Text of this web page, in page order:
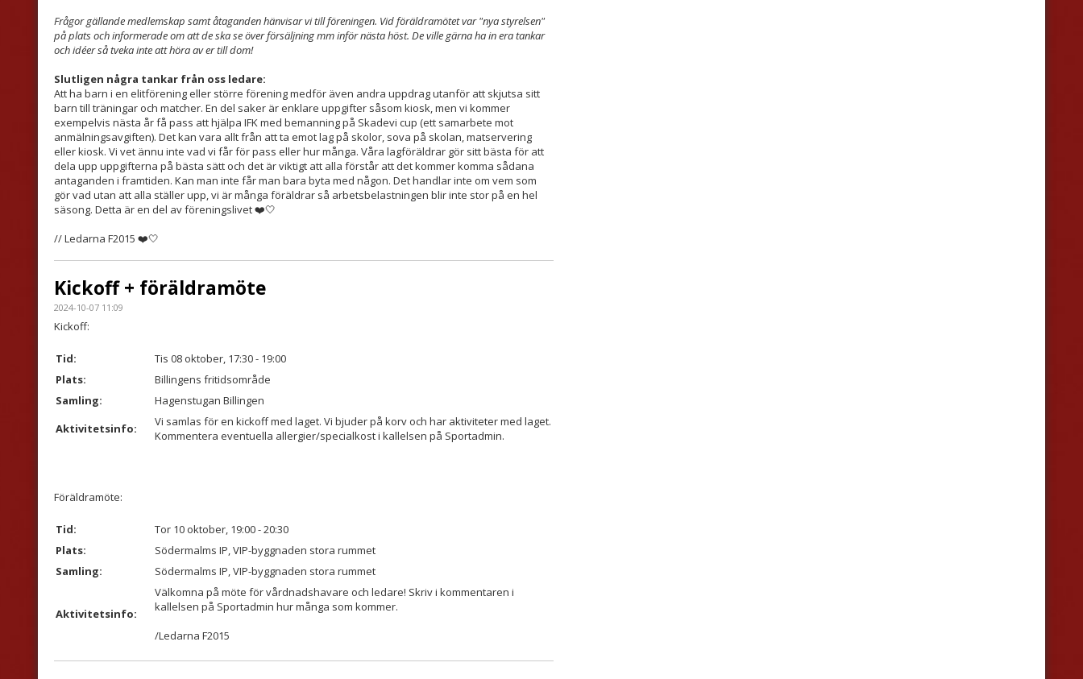
Frågor gällande medlemskap samt åtaganden hänvisar vi till föreningen. Vid föräldramötet var "nya styrelsen"
på plats och informerade om att de ska se över försäljning mm inför nästa höst. De ville gärna ha in era tankar
och idéer så tveka inte att höra av er till dom!
Slutligen några tankar från oss ledare:
Att ha barn i en elitförening eller större förening medför även andra uppdrag utanför att skjutsa sitt
barn till träningar och matcher. En del saker är enklare uppgifter såsom kiosk, men vi kommer
exempelvis nästa år få pass att hjälpa IFK med bemanning på Skadevi cup (ett samarbete mot
anmälningsavgiften). Det kan vara allt från att ta emot lag på skolor, sova på skolan, matservering
eller kiosk. Vi vet ännu inte vad vi får för pass eller hur många. Våra lagföräldrar gör sitt bästa för att
dela upp uppgifterna på bästa sätt och det är viktigt att alla förstår att det kommer komma sådana
antaganden i framtiden. Kan man inte får man bara byta med någon. Det handlar inte om vem som
gör vad utan att alla ställer upp, vi är många föräldrar så arbetsbelastningen blir inte stor på en hel
säsong. Detta är en del av föreningslivet ❤️🤍
// Ledarna F2015 ❤️🤍
Kickoff + föräldramöte
2024-10-07 11:09
Kickoff:
Tid:
Tis 08 oktober, 17:30 - 19:00
Plats:
Billingens fritidsområde
Samling:
Hagenstugan Billingen
Aktivitetsinfo:
Vi samlas för en kickoff med laget. Vi bjuder på korv och har aktiviteter med laget.
Kommentera eventuella allergier/specialkost i kallelsen på Sportadmin.
Föräldramöte:
Tid:
Tor 10 oktober, 19:00 - 20:30
Plats:
Södermalms IP, VIP-byggnaden stora rummet
Samling:
Södermalms IP, VIP-byggnaden stora rummet
Aktivitetsinfo:
Välkomna på möte för vårdnadshavare och ledare! Skriv i kommentaren i
kallelsen på Sportadmin hur många som kommer.
/Ledarna F2015